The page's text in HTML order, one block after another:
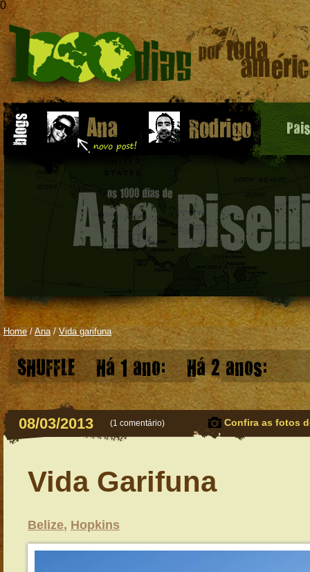
0
Home/ Ana/Vida garifuna
SHUFFLE Há 1 ano: Há 2 anos:
08/03/2013 (1 comentário) Confira as fotos
Vida Garifuna
Belize, Hopkins